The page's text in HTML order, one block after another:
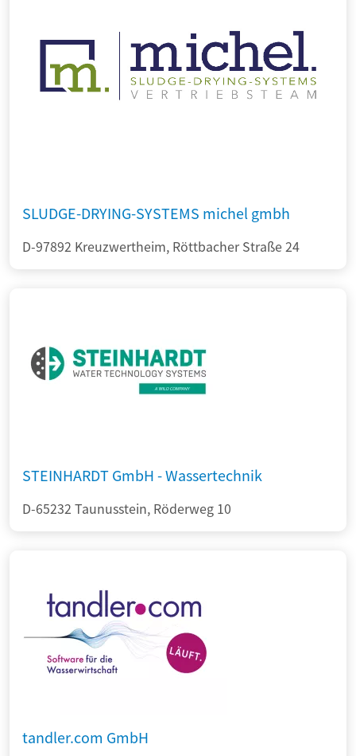
SLUDGE-DRYING-SYSTEMS michel gmbh
D-97892 Kreuzwertheim, Röttbacher Straße 24
STEINHARDT GmbH - Wassertechnik
D-65232 Taunusstein, Röderweg 10
tandler.com GmbH